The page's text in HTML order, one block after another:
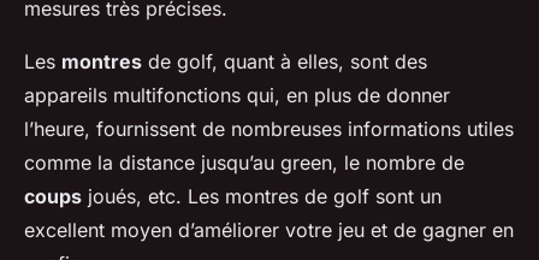
mesures très précises.
Les montres de golf, quant à elles, sont des
appareils multifonctions qui, en plus de donner
l’heure, fournissent de nombreuses informations utiles
comme la distance jusqu’au green, le nombre de
coups joués, etc. Les montres de golf sont un
excellent moyen d’améliorer votre jeu et de gagner en